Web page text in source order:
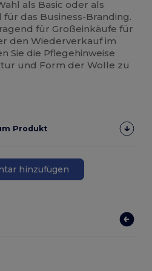
als Basic oder als
für das Business-Branding.
für Großeinkäufe für
den Wiederverkauf im
Sie die Pflegehinweise
und Form der Wolle zu
Produkt
hinzufügen